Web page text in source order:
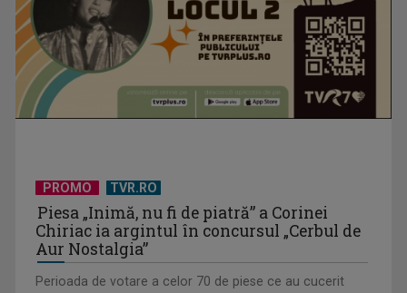
PROMO TVR.RO
Piesa „Inimă, nu fi de piatră” a Corinei
Chiriac ia argintul în concursul „Cerbul de
Aur Nostalgia”
Perioada de votare a celor 70 de piese ce au cucerit